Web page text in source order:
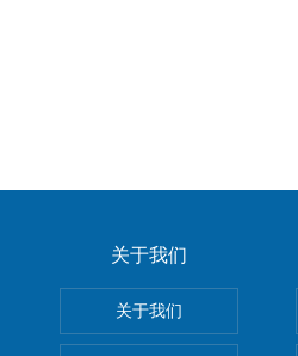
关于我们
关于我们